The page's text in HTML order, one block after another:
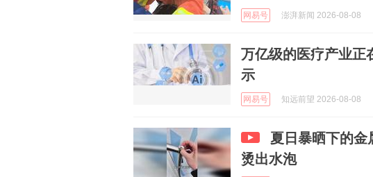
网易号 澎湃新闻 2026-08-08
万亿级的医疗产业
示
网易号 知远前望 2026-08-08
夏日暴晒下的金
烫出水泡